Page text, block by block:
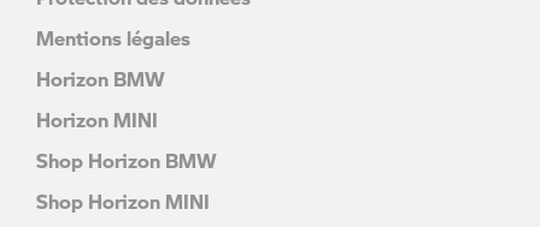
Mentions légales
Horizon BMW
Horizon MINI
Shop Horizon BMW
Shop Horizon MINI